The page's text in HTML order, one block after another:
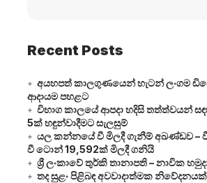
Recent Posts
අයහපත් කාලගුණයෙන් හැටන් ලංගම
ආදායම පහළට
විභාග කාලයේ ආපදා හදිසි තත්ත්වයන්
5ක් හඳුන්වාදීමට සැලසුම්
යල කන්නයේ වී මිලදී ගැනීම් අඛණ්ඩව –
වී ටොන් 19,592ක් මිලදී ගනියි
ශ්‍රී ලංකාවේ තුර්කි තානාපති – නාවික
තද සුළං පිළිබඳ අවවාදාත්මක නිවේදනයක්